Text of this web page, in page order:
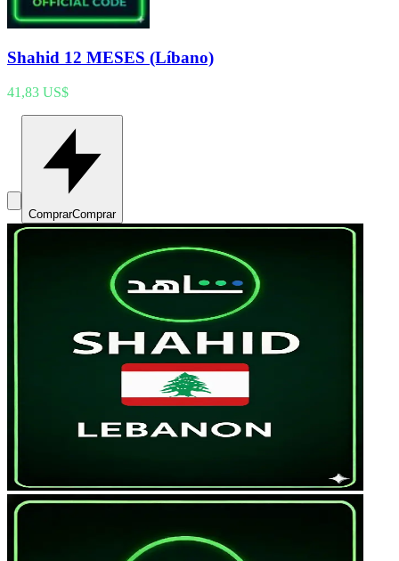
Shahid 12 MESES (Líbano)
41,83 US$
ComprarComprar